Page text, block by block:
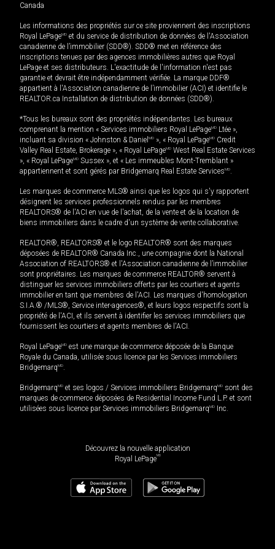
Canada
Les informations des propriétés sur ce site proviennent des inscriptions
Royal LePageMD et du service de distribution de données de l'Association
canadienne de l’immobilier (SDD®). SDD® met en référence des
inscriptions tenues par des agences immobilières autres que Royal
LePage et ses distributeurs. L'exactitude de l'information n'est pas
garantie et devrait être indépendamment vérifiée. La marque DDF®
appartient à l'Association canadienne de l’immobilier (ACI) et identifie le
REALTOR.ca Installation de distribution de données (SDD®).
*Tous les bureaux sont des propriétés indépendantes. Les bureaux
comprenant la mention « Services immobiliers Royal LePageMD Ltée »,
incluant sa division « Johnston & Daniel MD », « Royal LePageMD Credit
Valley Real Estate, Brokerage », « Royal LePageMD West Real Estate Services
», « Royal LePageMD Sussex », et « Les immeubles Mont-Tremblant »
appartiennent et sont gérés par Bridgemarq Real Estate ServicesMD.
Les marques de commerce MLS® ainsi que les logos qui s'y rapportent
désignent les services professionnels rendus par les membres
REALTORS® de l'ACI en vue de l'achat, de la vente et de la location de
biens immobiliers dans le cadre d'un système de vente collaborative.
REALTOR®, REALTORS® et le logo REALTOR® sont des marques
déposées de REALTOR® Canada Inc., une compagnie dont la National
Association of REALTORS® et l'Association canadienne de l’immobilier
sont propriétaires. Les marques de commerce REALTOR® servent à
distinguer les services immobiliers offerts par les courtiers et agents
immobilier en tant que membres de l'ACI. Les marques d'homologation
S.I.A.® /MLS®, Service inter-agences®, et leurs logos respectifs sont la
propriété de l'ACI, et ils servent à identifier les services immobiliers que
fournissent les courtiers et agents membres de l'ACI.
Royal LePageMD est une marque de commerce déposée de la Banque
Royale du Canada, utilisée sous licence par les Services immobiliers
BridgemarqMD.
BridgemarqMD et ses logos / Services immobiliers BridgemarqMD sont des
marques de commerce déposées de Residential Income Fund L.P. et sont
utilisées sous licence par Services immobiliers BridgemarqMD Inc.
Découvrez la nouvelle application
Royal LePageMD